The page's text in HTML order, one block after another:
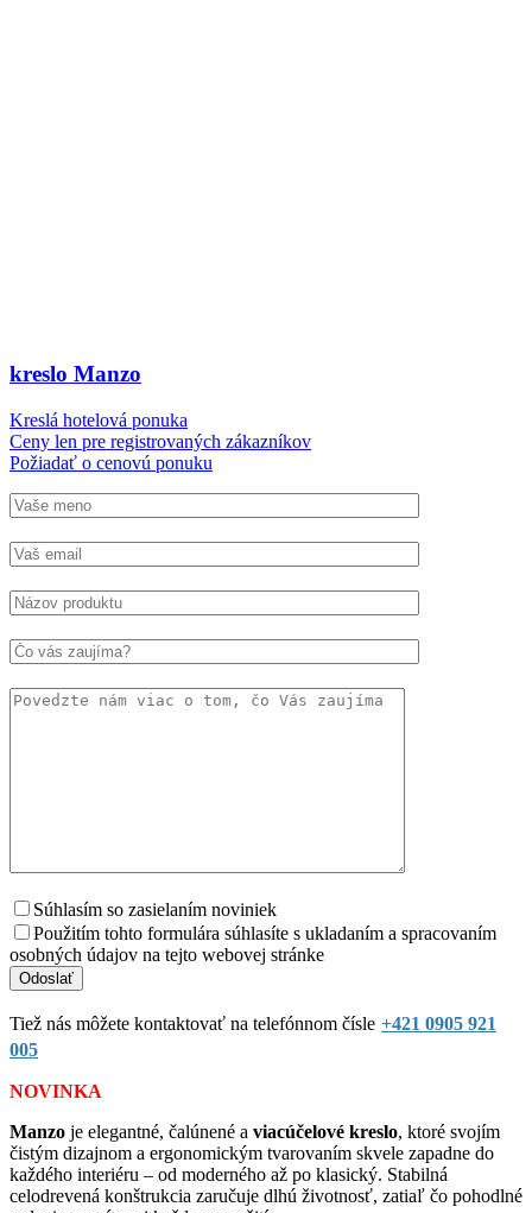
kreslo Manzo
Kreslá hotelová ponuka
Ceny len pre registrovaných zákazníkov
Požiadať o cenovú ponuku
Súhlasím so zasielaním noviniek
Použitím tohto formulára súhlasíte s ukladaním a spracovaním
osobných údajov na tejto webovej stránke
Tiež nás môžete kontaktovať na telefónnom čísle +421 0905 921
005
NOVINKA
Manzo je elegantné, čalúnené a viacúčelové kreslo, ktoré svojím
čistým dizajnom a ergonomickým tvarovaním skvele zapadne do
každého interiéru – od moderného až po klasický. Stabilná
celodrevená konštrukcia zaručuje dlhú životnosť, zatiaľ čo pohodlné